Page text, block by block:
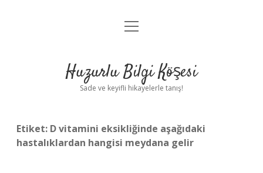
Anasayfa
Yasal Uyarı
menüyü
Huzurlu Bilgi Köşesi
Sade ve keyifli hikayelerle tanış!
Etiket: D vitamini eksikliğinde aşağıdaki
hastalıklardan hangisi meydana gelir